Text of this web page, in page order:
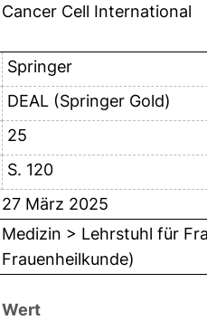
Cancer Cell International
Springer
DEAL (Springer Gold)
25
S. 120
27 März 2025
Medizin > Lehrstuhl für
Frauenheilkunde)
Wert